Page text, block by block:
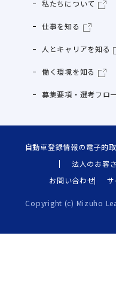
私たちについて
仕事を知る
人とキャリアを知る
働く環境を知る
募集要項・選考フロ
自動車登録情報の電子的
法人のお客
お問い合わせ
Copyright (c) Mizuho